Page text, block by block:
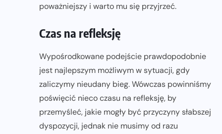
poważniejszy i warto mu się przyjrzeć.
Czas na refleksję
Wypośrodkowane podejście prawdopodobnie
jest najlepszym możliwym w sytuacji, gdy
zaliczymy nieudany bieg. Wówczas powinniśmy
poświęcić nieco czasu na refleksję, by
przemyśleć, jakie mogły być przyczyny słabszej
dyspozycji, jednak nie musimy od razu